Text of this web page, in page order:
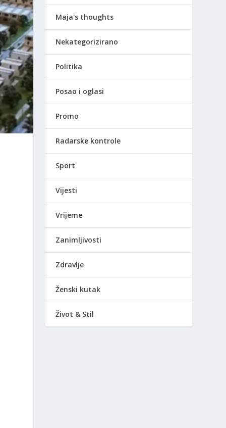
Maja's thoughts
Nekategorizirano
Politika
Posao i oglasi
Promo
Radarske kontrole
Sport
Vijesti
Vrijeme
Zanimljivosti
Zdravlje
Ženski kutak
Život & Stil